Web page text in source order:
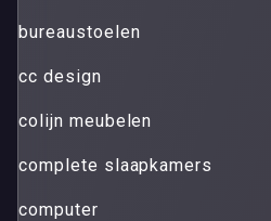
bureaustoelen
cc design
colijn meubelen
complete slaapkamers
computer